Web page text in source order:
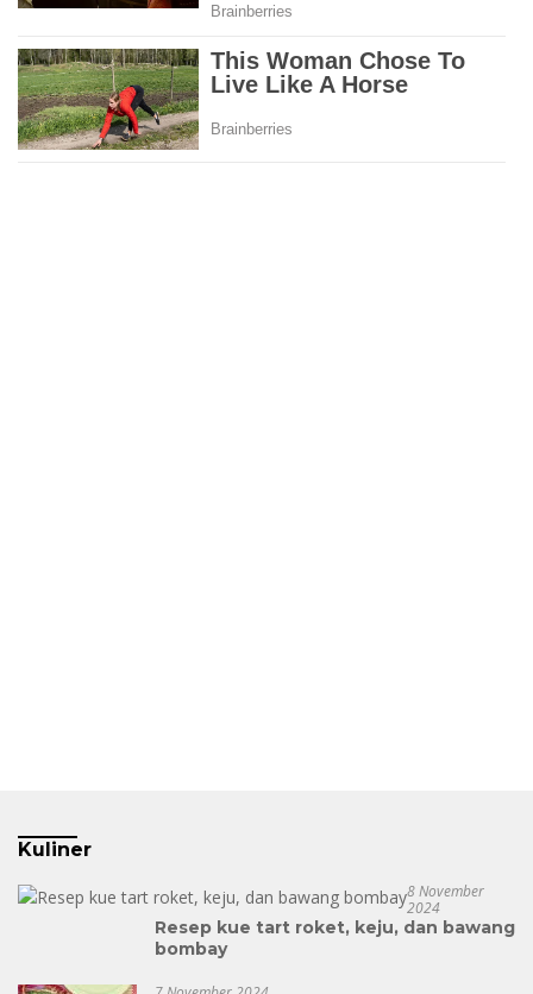
Kuliner
8 November
2024
Resep kue tart roket, keju, dan bawang
bombay